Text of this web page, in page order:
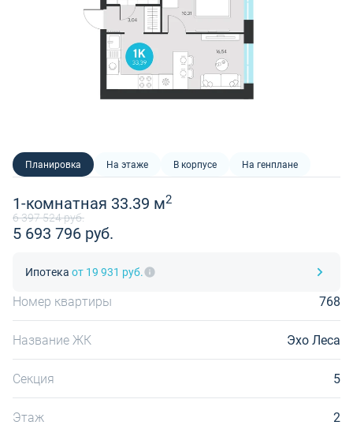
Планировка На этаже В корпусе На генплане
1-комнатная 33.39 м2
6 397 524 руб.
5 693 796 руб.
Ипотека от 19 931 руб.
Номер квартиры 768
Название ЖК Эхо Леса
Секция 5
Этаж 2